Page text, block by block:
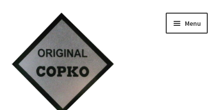
navigation
content
Menu